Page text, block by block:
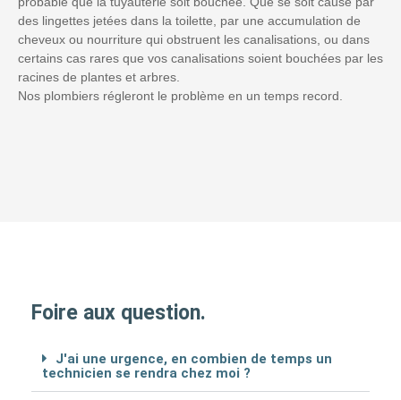
des lingettes jetées dans la toilette, par une accumulation de
cheveux ou nourriture qui obstruent les canalisations, ou dans
certains cas rares que vos canalisations soient bouchées par les
racines de plantes et arbres.
Nos plombiers régleront le problème en un temps record.
Foire aux question.
J'ai une urgence, en combien de temps un
technicien se rendra chez moi ?